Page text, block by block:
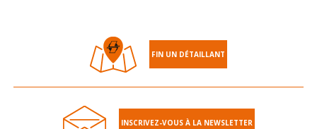
FIN UN DÉTAILLANT
INSCRIVEZ-VOUS À LA NEWSLETTER